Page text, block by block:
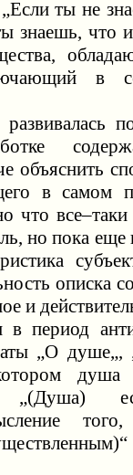
ты не
знаешь, что
в
объяснить
в самом
что
но пока
описка
и
период
„О душе„,
душа